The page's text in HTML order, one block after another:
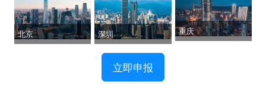
北京 深圳 重庆
立即申报